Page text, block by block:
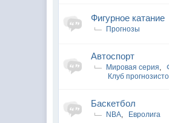
Фигурное катание
Прогнозы
Автоспорт
Мировая серия,
Клуб
Баскетбол
NBA, Евролига